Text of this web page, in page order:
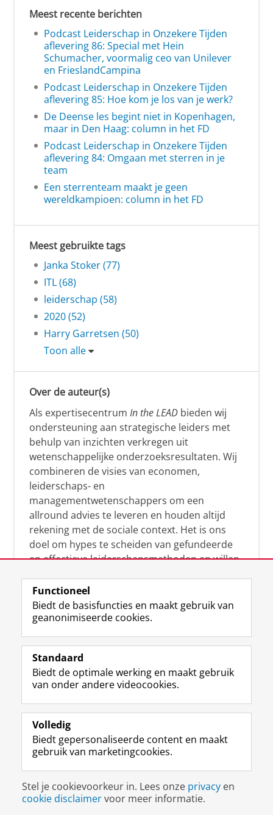
Meest recente berichten
Podcast Leiderschap in Onzekere Tijden
aflevering 86: Special met Hein
Schumacher, voormalig ceo van Unilever
en FrieslandCampina
Podcast Leiderschap in Onzekere Tijden
aflevering 85: Hoe kom je los van je werk?
De Deense les begint niet in Kopenhagen,
maar in Den Haag: column in het FD
Podcast Leiderschap in Onzekere Tijden
aflevering 84: Omgaan met sterren in je
team
Een sterrenteam maakt je geen
wereldkampioen: column in het FD
Meest gebruikte tags
Janka Stoker (77)
ITL (68)
leiderschap (58)
2020 (52)
Harry Garretsen (50)
Toon alle
Over de auteur(s)
Als expertisecentrum In the LEAD bieden wij
ondersteuning aan strategische leiders met
behulp van inzichten verkregen uit
wetenschappelijke onderzoeksresultaten. Wij
combineren de visies van economen,
leiderschaps- en
managementwetenschappers om een
allround advies te leveren en houden altijd
rekening met de sociale context. Het is ons
doel om hypes te scheiden van gefundeerde
en effectieve leiderschapsmethoden en willen
manier te reageren op economische en
maatschappelijke kwesties. Samen tillen wij
het leiderschap in uw organisatie naar een
i
d
I
Disclaimer & Copyright
Inloggen
Functioneel
Biedt de basisfuncties en maakt gebruik van
geanonimiseerde cookies.
Standaard
Biedt de optimale werking en maakt gebruik
van onder andere videocookies.
Volledig
Biedt gepersonaliseerde content en maakt
gebruik van marketingcookies.
Stel je cookievoorkeur in. Lees onze privacy en
cookie disclaimervoor meer informatie.